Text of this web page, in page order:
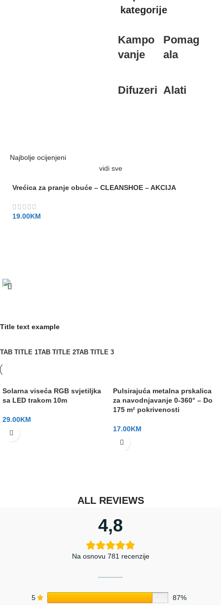
kategorije
Kampo
vanje
Pomag
ala
Difuzeri Alati
Najbolje ocijenjeni
vidi sve
Vrećica za pranje obuće – CLEANSHOE – AKCIJA
19.00KM
Title text example
TAB TITLE 1TAB TITLE 2TAB TITLE 3
Solarna viseća RGB svjetiljka
sa LED trakom 10m
29.00KM
Pulsirajuća metalna prskalica
za navodnjavanje 0-360° – Do
175 m² pokrivenosti
17.00KM
ALL REVIEWS
4,8
Na osnovu 781 recenzije
5
87%